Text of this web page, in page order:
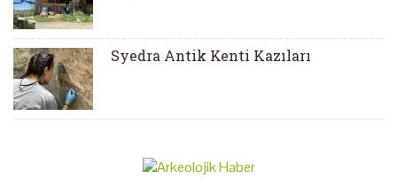
Syedra Antik Kenti Kazıları